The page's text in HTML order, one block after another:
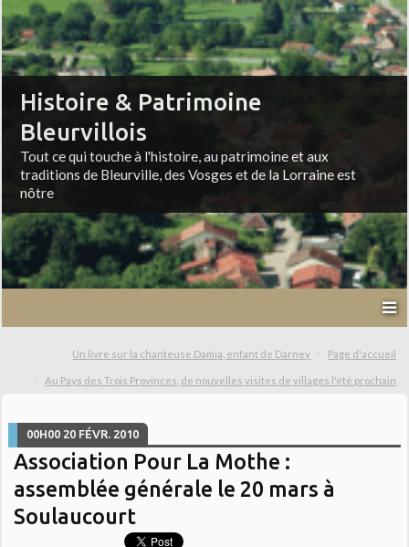
Histoire & Patrimoine
Bleurvillois
Tout ce qui touche à l'histoire, au patrimoine et aux
traditions de Bleurville, des Vosges et de la Lorraine est
nôtre
Un livre sur la chanteuse Damia, enfant de Darney Page d'accueil
Au Pays des Trois Provinces, de nouvelles visites de villages l'été prochain
00H00 20 FÉVR. 2010
Association Pour La Mothe :
assemblée générale le 20 mars à
Soulaucourt